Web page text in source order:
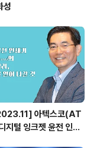
성
아텍스코(AT
지털 잉크젯 윤전 인쇄